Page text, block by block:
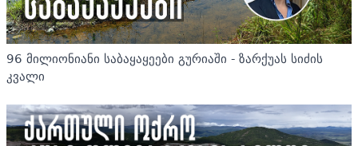
96 მილიონიანი საბაყაყეები გურიაში - ზარქუას სიძის
კვალი